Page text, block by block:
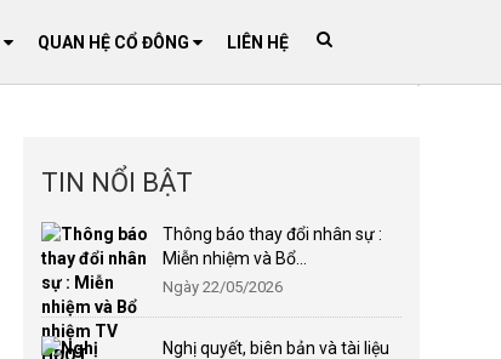
QUAN HỆ CỔ ĐÔNG LIÊN HỆ
TIN NỔI BẬT
Thông báo thay đổi nhân sự :
Miễn nhiệm và Bổ...
Ngày 22/05/2026
Nghị quyết, biên bản và tài liệu